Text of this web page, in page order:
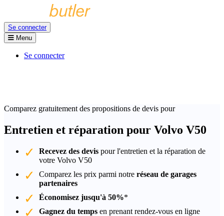
Se connecter
Menu
Se connecter
Comparez gratuitement des propositions de devis pour
Entretien et réparation pour Volvo V50
Recevez des devis pour l'entretien et la réparation de
votre Volvo V50
Comparez les prix parmi notre réseau de garages
partenaires
Économisez jusqu'à 50%*
Gagnez du temps en prenant rendez-vous en ligne